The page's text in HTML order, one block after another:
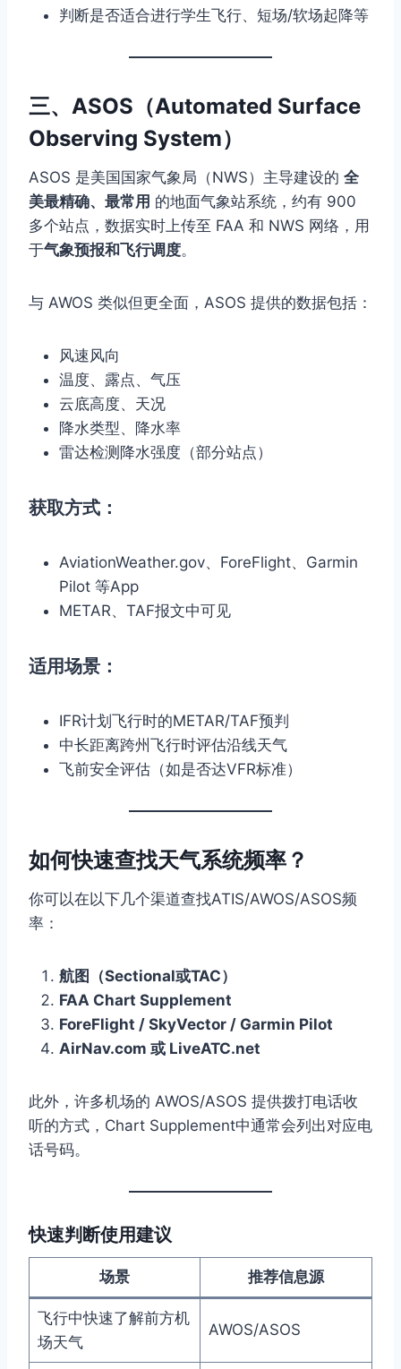
判断是否适合进行学生飞行、短场/软场起降等
三、ASOS（Automated Surface
Observing System）
ASOS 是美国国家气象局（NWS）主导建设的 全
美最精确、最常用 的地面气象站系统，约有 900
多个站点，数据实时上传至 FAA 和 NWS 网络，用
于气象预报和飞行调度。
与 AWOS 类似但更全面，ASOS 提供的数据包括：
风速风向
温度、露点、气压
云底高度、天况
降水类型、降水率
雷达检测降水强度（部分站点）
获取方式：
AviationWeather.gov、ForeFlight、Garmin
Pilot 等App
METAR、TAF报文中可见
适用场景：
IFR计划飞行时的METAR/TAF预判
中长距离跨州飞行时评估沿线天气
飞前安全评估（如是否达VFR标准）
如何快速查找天气系统频率？
你可以在以下几个渠道查找ATIS/AWOS/ASOS频
率：
航图（Sectional或TAC）
FAA Chart Supplement
ForeFlight / SkyVector / Garmin Pilot
AirNav.com 或 LiveATC.net
此外，许多机场的 AWOS/ASOS 提供拨打电话收
听的方式，Chart Supplement中通常会列出对应电
话号码。
快速判断使用建议
场景 推荐信息源
飞行中快速了解前方机
场天气
AWOS/ASOS